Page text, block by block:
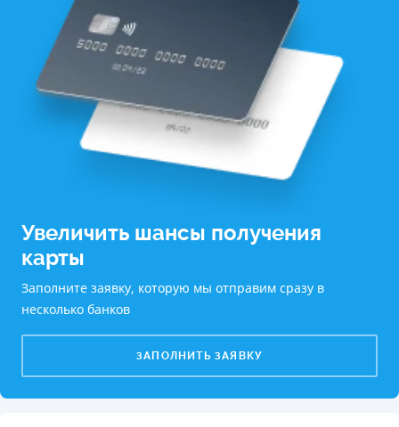
Увеличить шансы получения
карты
Заполните заявку, которую мы отправим сразу в
несколько банков
ЗАПОЛНИТЬ ЗАЯВКУ